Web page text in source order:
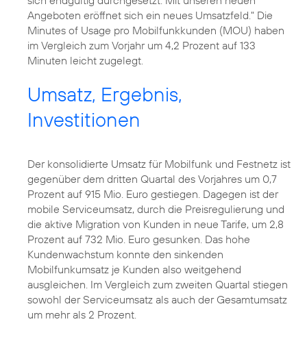
Angeboten eröffnet sich ein neues Umsatzfeld." Die
Minutes of Usage pro Mobilfunkkunden (MOU) haben
im Vergleich zum Vorjahr um 4,2 Prozent auf 133
Minuten leicht zugelegt.
Umsatz, Ergebnis,
Investitionen
Der konsolidierte Umsatz für Mobilfunk und Festnetz ist
gegenüber dem dritten Quartal des Vorjahres um 0,7
Prozent auf 915 Mio. Euro gestiegen. Dagegen ist der
mobile Serviceumsatz, durch die Preisregulierung und
die aktive Migration von Kunden in neue Tarife, um 2,8
Prozent auf 732 Mio. Euro gesunken. Das hohe
Kundenwachstum konnte den sinkenden
Mobilfunkumsatz je Kunden also weitgehend
ausgleichen. Im Vergleich zum zweiten Quartal stiegen
sowohl der Serviceumsatz als auch der Gesamtumsatz
um mehr als 2 Prozent.